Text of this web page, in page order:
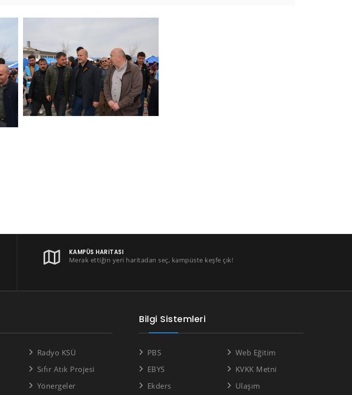
KAMPÜS HARITASI
Merak ettiğin yeri haritadan seç, kampüste keşfe çık!
Radyo KSÜ
Sıfır Atık Projesi
Yönergeler
Bilgi Sistemleri
PBS
EBYS
Ekders
Web Eğitim
KVKK Metni
Ulaşım